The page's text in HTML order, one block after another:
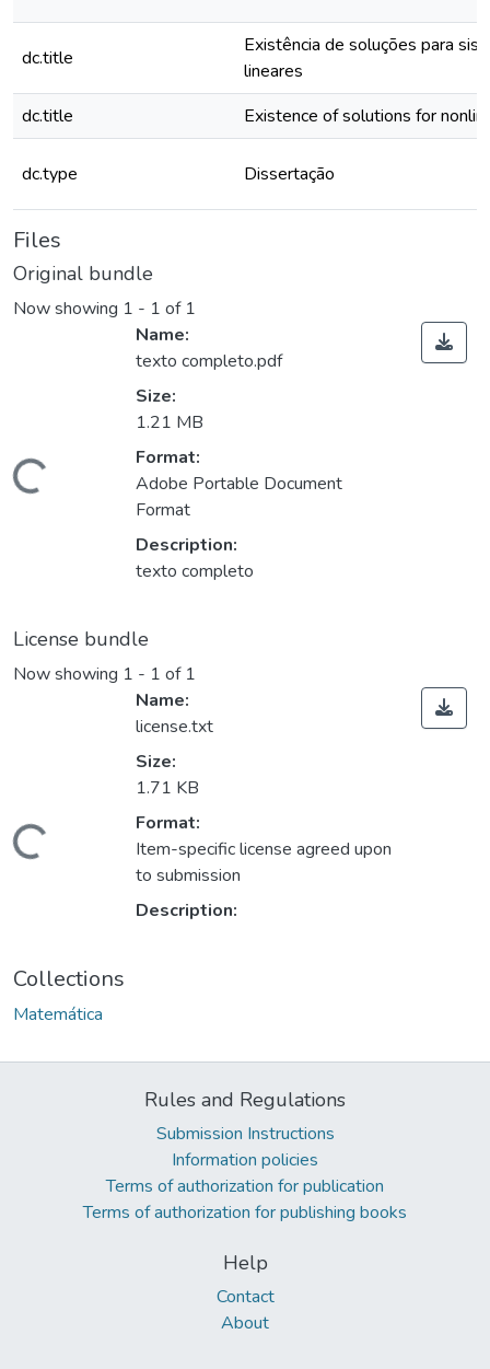
dc.title
Existência de soluções para
lineares
dc.title
Existence of solutions for
dc.type Dissertação
Files
Original bundle
Now showing 1 - 1 of 1
Loading...
Name:
texto completo.pdf
Size:
1.21 MB
Format:
Adobe Portable Document
Format
Description:
texto completo
License bundle
Now showing 1 - 1 of 1
Loading...
Name:
license.txt
Size:
1.71 KB
Format:
Item-specific license agreed upon
to submission
Description:
Collections
Matemática
Rules and Regulations
Submission Instructions
Information policies
Terms of authorization for publication
Terms of authorization for publishing books
Help
Contact
About